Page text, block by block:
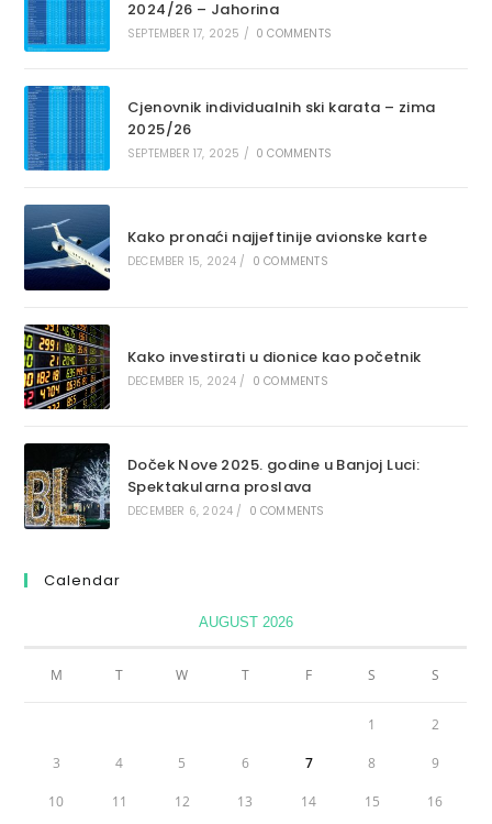
2024/26 – Jahorina
SEPTEMBER 17, 2025 / 0 COMMENTS
Cjenovnik individualnih ski karata – zima
2025/26
SEPTEMBER 17, 2025 / 0 COMMENTS
Kako pronaći najjeftinije avionske karte
DECEMBER 15, 2024 / 0 COMMENTS
Kako investirati u dionice kao početnik
DECEMBER 15, 2024 / 0 COMMENTS
Doček Nove 2025. godine u Banjoj Luci:
Spektakularna proslava
DECEMBER 6, 2024 / 0 COMMENTS
Calendar
AUGUST 2026
M T W T F S S
1 2
3 4 5 6 7 8 9
10 11 12 13 14 15 16